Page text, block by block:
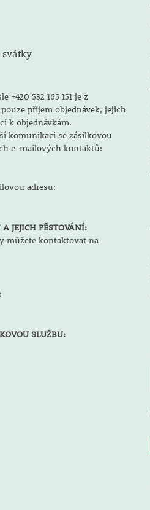
svátky
532 165 151 je z
příjem objednávek, jejich
k objednávkám.
komunikaci se zásilkovou
e-mailových kontaktů:
adresu:
JEJICH PĚSTOVÁNÍ:
můžete kontaktovat na
SLUŽBU: